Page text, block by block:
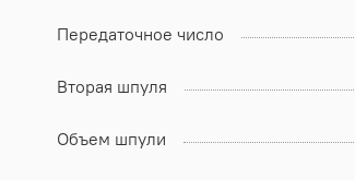
Передаточное число
Вторая шпуля
Объем шпули